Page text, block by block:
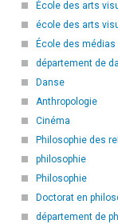
École des arts
école des arts
École des médias
département de
Danse
Anthropologie
Cinéma
Philosophie des
philosophie
Philosophie
Doctorat en
département de